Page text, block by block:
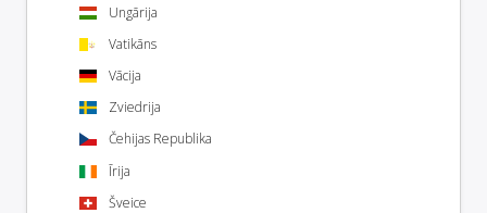
Ungārija
Vatikāns
Vācija
Zviedrija
Čehijas Republika
Īrija
Šveice